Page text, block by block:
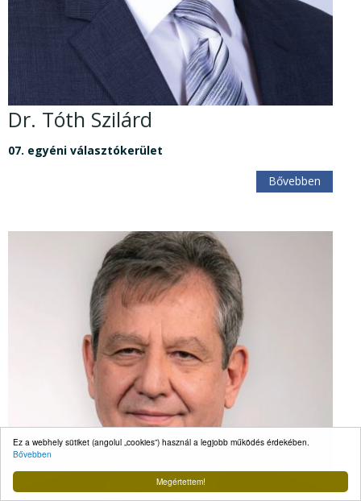
Megértettem!
Ez a webhely sütiket (angolul „cookies”) használ a legjobb működés érdekében.
Bővebben
Dr. Tóth Szilárd
07. egyéni választókerület
Bővebben